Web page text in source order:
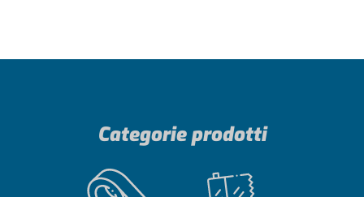
Categorie prodotti